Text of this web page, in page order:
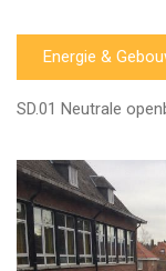
Energie &
SD.01 Neutrale